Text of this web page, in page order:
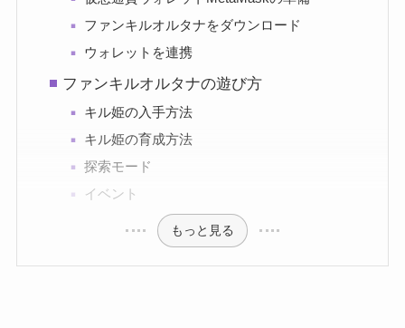
ファンキルオルタナをダウンロード
ウォレットを連携
ファンキルオルタナの遊び方
キル姫の入手方法
キル姫の育成方法
探索モード
イベント
もっと見る